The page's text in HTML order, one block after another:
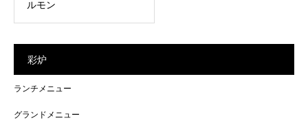
ルモン
彩炉
ランチメニュー
グランドメニュー